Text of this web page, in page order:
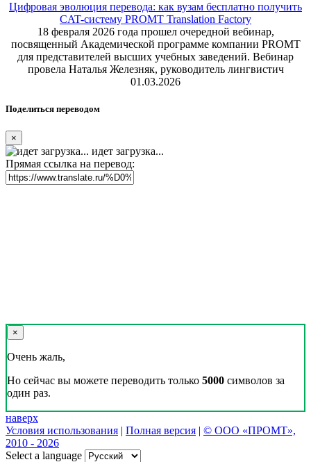
Цифровая эволюция перевода: как вузам бесплатно получить
CAT-систему PROMT Translation Factory
18 февраля 2026 года прошел очередной вебинар,
посвященный Академической программе компании PROMT
для представителей высших учебных заведений. Вебинар
провела Наталья Железняк, руководитель лингвистич
01.03.2026
Поделиться переводом
×
идет загрузка...
Прямая ссылка на перевод:
×
Очень жаль,
Но сейчас вы можете переводить только 5000 символов за
один раз.
наверх
Условия использования | Полная версия | © ООО «ПРОМТ»,
2010 - 2026
Select a language